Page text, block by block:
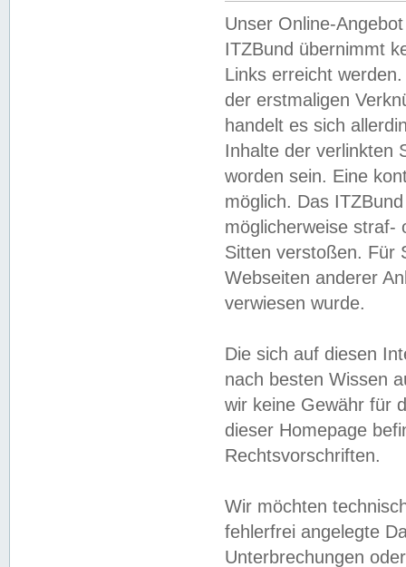
Unser Online-
ITZBund übernimmt
Links erreicht
der erstmaligen
handelt es sich
Inhalte der verlinkten
worden sein. Eine
möglich. Das
möglicherweise straf-
Sitten verstoßen. Für
Webseiten anderer
verwiesen wurde.
Die sich auf diesen
nach besten Wissen
wir keine Gewähr für
dieser Homepage
Rechtsvorschriften.
Wir möchten
fehlerfrei angelegte
Unterbrechungen